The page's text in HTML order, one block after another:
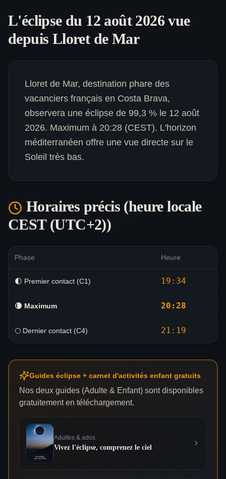
L'éclipse du 12 août 2026 vue
depuis Lloret de Mar
Lloret de Mar, destination phare des
vacanciers français en Costa Brava,
observera une éclipse de 99,3 % le 12 août
2026. Maximum à 20:28 (CEST). L'horizon
méditerranéen offre une vue directe sur le
Soleil très bas.
Horaires précis (heure locale
CEST (UTC+2))
Phase Heure
🌓 Premier contact (C1) 19:34
🌘 Maximum 20:28
🌕 Dernier contact (C4) 21:19
Guides éclipse + carnet d'activités enfant gratuits
Nos deux guides (Adulte & Enfant) sont disponibles
gratuitement en téléchargement.
Adultes & ados
Vivez l'éclipse, comprenez le ciel